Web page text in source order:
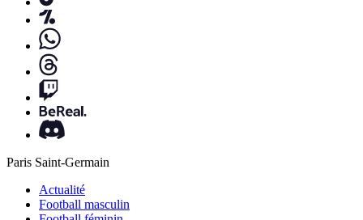
Paris Saint-Germain
Actualité
Football masculin